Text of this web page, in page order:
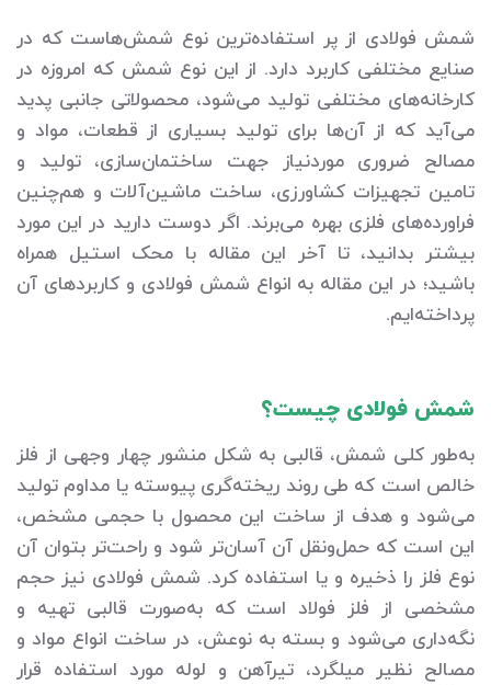
شمش فولادی از پر استفاده‌ترین نوع شمش‌هاست که در
صنایع مختلفی کاربرد دارد. از این نوع شمش که امروزه در
کارخانه‌های مختلفی تولید می‌شود، محصولاتی جانبی پدید
می‌آید که از آن‌ها برای تولید بسیاری از قطعات، مواد و
مصالح ضروری موردنیاز جهت ساختمان‌سازی، تولید و
تامین تجهیزات کشاورزی، ساخت ماشین‌آلات و هم‌چنین
فراورده‌های فلزی بهره می‌برند. اگر دوست دارید در این مورد
بیشتر بدانید، تا آخر این مقاله با محک استیل همراه
باشید؛ در این مقاله به انواع شمش فولادی و کاربردهای آن
پرداخته‌ایم.
شمش فولادی چیست؟
به‌طور کلی شمش، قالبی به شکل منشور چهار وجهی از فلز
خالص است که طی روند ریخته‌گری پیوسته یا مداوم تولید
می‌شود و هدف از ساخت این محصول با حجمی مشخص،
این است که حمل‌ونقل آن آسان‌تر شود و راحت‌تر بتوان آن
نوع فلز را ذخیره و یا استفاده کرد. شمش فولادی نیز حجم
مشخصی از فلز فولاد است که به‌صورت قالبی تهیه و
نگه‌داری می‌شود و بسته به نوعش، در ساخت انواع مواد و
مصالح نظیر میلگرد، تیرآهن و لوله مورد استفاده قرار